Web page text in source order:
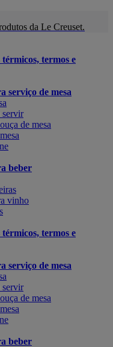
da Le Creuset.
termos e
serviço de mesa
servir
de mesa
beber
vinho
termos e
serviço de mesa
servir
de mesa
beber